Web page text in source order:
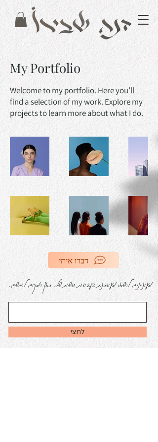
My Portfolio
Welcome to my portfolio. Here you’ll
find a selection of my work. Explore my
projects to learn more about what I do.
דברו איתי
מעוניינים להשאר מעודכנ.ת בעבודות חדשות שלי. כאן המקום להירשם.
לחצי